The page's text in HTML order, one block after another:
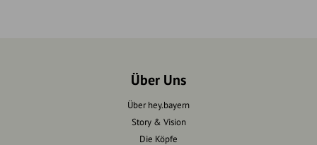
Über Uns
Über hey.bayern
Story & Vision
Die Köpfe